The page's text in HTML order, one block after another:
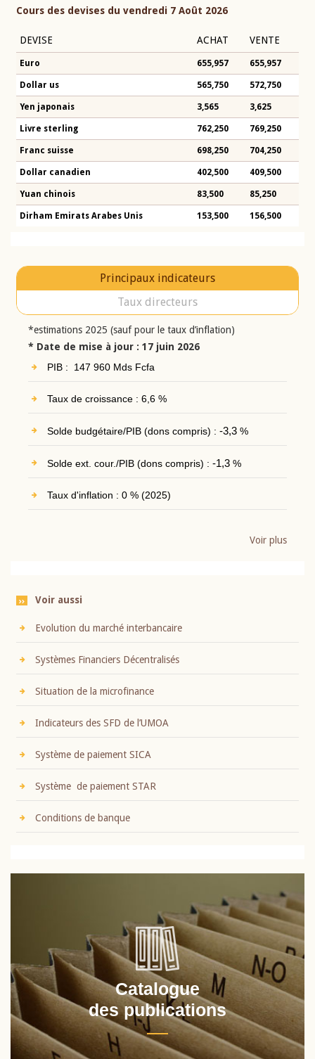
Cours des devises du vendredi 7 Août 2026
DEVISE ACHAT VENTE
Euro 655,957 655,957
Dollar us 565,750 572,750
Yen japonais 3,565 3,625
Livre sterling 762,250 769,250
Franc suisse 698,250 704,250
Dollar canadien 402,500 409,500
Yuan chinois 83,500 85,250
Dirham Emirats Arabes Unis 153,500 156,500
Principaux indicateurs
Taux directeurs
*estimations 2025 (sauf pour le taux d’inflation)
* Date de mise à jour : 17 juin 2026
PIB : 147 960 Mds Fcfa
Taux de croissance : 6,6 %
Solde budgétaire/PIB (dons compris) : -3,3%
Solde ext. cour./PIB (dons compris) : -1,3%
Taux d'inflation : 0 % (2025)
Voir plus
Voir aussi
Evolution du marché interbancaire
Systèmes Financiers Décentralisés
Situation de la microfinance
Indicateurs des SFD de l’UMOA
Système de paiement SICA
Système de paiement STAR
Conditions de banque
Catalogue
des publications